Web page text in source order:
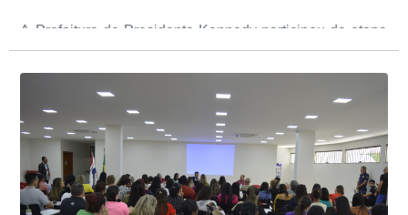
A Prefeitura de Presidente Kennedy participou da etapa
nacional do 12º Prêmio Sebrae Prefeitura
Empreendedora, que visou valorizar e destacar o papel
dos gestores públicos comprometidos com o
desenvolvimento socioeconômico dos municípios, a
partir de iniciativas que estimulam o empreendedorismo,
a competitividade dos pequenos negócios e a
modernização da gestão pública local. O evento